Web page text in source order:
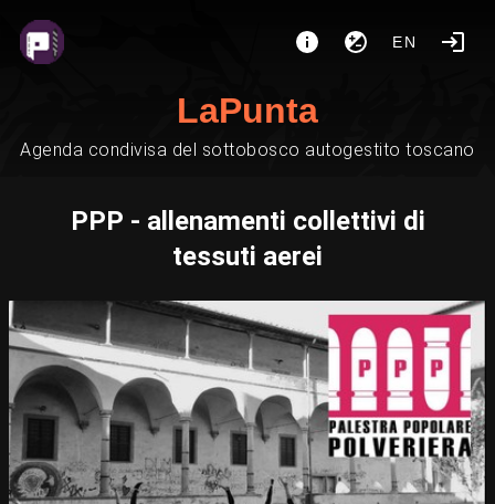
EN
LaPunta
Agenda condivisa del sottobosco autogestito toscano
PPP - allenamenti collettivi di
tessuti aerei